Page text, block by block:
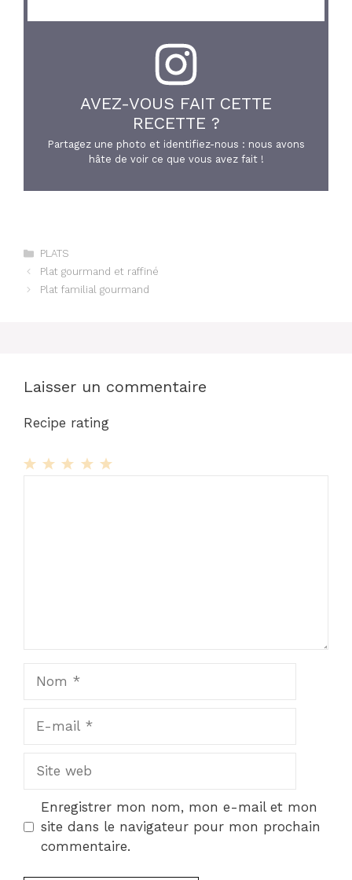
AVEZ-VOUS FAIT CETTE
RECETTE ?
Partagez une photo et identifiez-nous : nous avons
hâte de voir ce que vous avez fait !
Catégories
PLATS
Plat gourmand et raffiné
Plat familial gourmand
Laisser un commentaire
Recipe rating
Site
Enregistrer mon nom, mon e-mail et mon
site dans le navigateur pour mon prochain
commentaire.